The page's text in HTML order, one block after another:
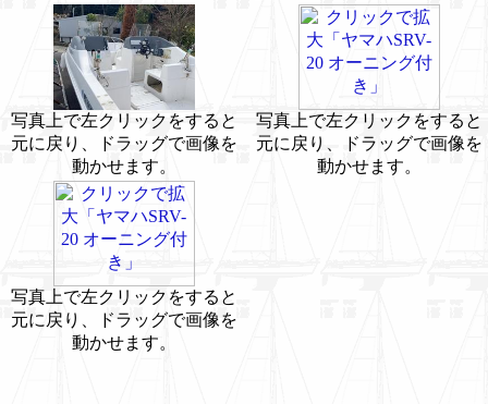
写真上で左クリックをすると
元に戻り、ドラッグで画像を
動かせます。
写真上で左クリックをすると
元に戻り、ドラッグで画像を
動かせます。
写真上で左クリックをすると
元に戻り、ドラッグで画像を
動かせます。